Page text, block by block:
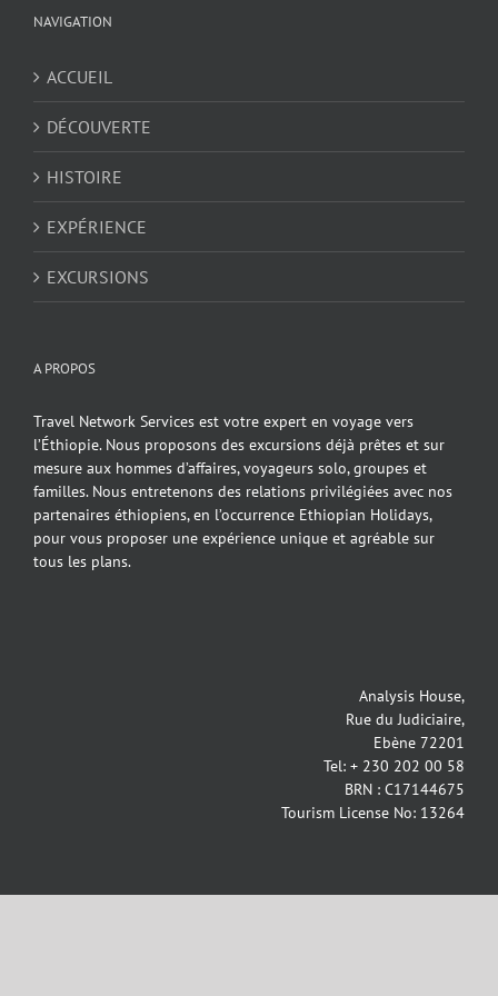
NAVIGATION
ACCUEIL
DÉCOUVERTE
HISTOIRE
EXPÉRIENCE
EXCURSIONS
A PROPOS
Travel Network Services est votre expert en voyage vers
l’Éthiopie. Nous proposons des excursions déjà prêtes et sur
mesure aux hommes d’affaires, voyageurs solo, groupes et
familles. Nous entretenons des relations privilégiées avec nos
partenaires éthiopiens, en l’occurrence Ethiopian Holidays,
pour vous proposer une expérience unique et agréable sur
tous les plans.
Analysis House,
Rue du Judiciaire,
Ebène 72201
Tel: + 230 202 00 58
BRN : C17144675
Tourism License No: 13264